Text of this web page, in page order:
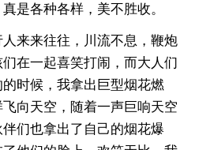
是各种各样，美不胜收。
来来往往，川流不息，鞭炮
在一起喜笑打闹，而大人们
时候，我拿出巨型烟花燃
向天空，随着一声巨响天空
们也拿出了自己的烟花爆